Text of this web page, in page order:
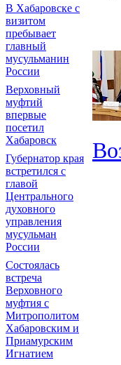
В Хабаровске с
визитом
пребывает
главный
мусульманин
России
Верховный
муфтий
впервые
посетил
Хабаровск
Губернатор края
встретился с
главой
Центрального
духовного
управления
мусульман
России
Состоялась
встреча
Верховного
муфтия с
Митрополитом
Хабаровским и
Приамурским
Игнатием